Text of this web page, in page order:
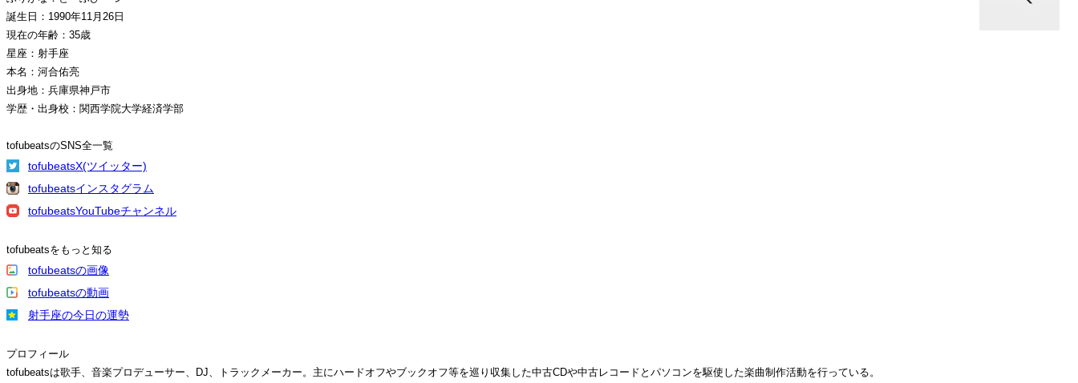
誕生日：1990年11月26日
現在の年齢：35歳
星座：射手座
本名：河合佑亮
出身地：兵庫県神戸市
学歴・出身校：関西学院大学経済学部
tofubeatsのSNS全一覧
tofubeatsX(ツイッター)
tofubeatsインスタグラム
tofubeatsYouTubeチャンネル
tofubeatsをもっと知る
tofubeatsの画像
tofubeatsの動画
射手座の今日の運勢
プロフィール
tofubeatsは歌手、音楽プロデューサー、DJ、トラックメーカー。主にハードオフやブックオフ等を巡り収集した中古CDや中古レコードとパソコンを駆使した楽曲制作活動を行っている。